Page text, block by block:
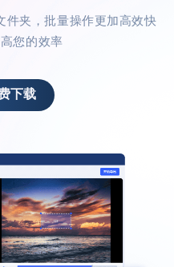
件夹，批量操作更加高效快
您的效率
下载
是我们所追求的